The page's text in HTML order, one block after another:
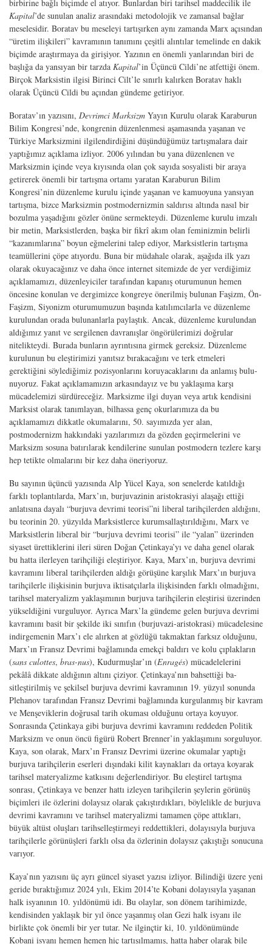
birbirine bağlı biçimde el atıyor. Bunlardan biri tarihsel maddecilik ile
Kapital’de sunulan analiz arasındaki metodolojik ve zamansal bağlar
meselesidir. Boratav bu meseleyi tartışırken aynı zamanda Marx açısından
“üretim ilişkileri” kavramının tanımını çeşitli alıntılar temelinde en dakik
biçimde araştırmaya da girişiyor. Yazının en önemli yanlarından biri de
başlığa da yansıyan bir tarzda Kapital’in Üçüncü Cildi’ne atfettiği önem.
Birçok Marksistin ilgisi Birinci Cilt’le sınırlı kalırken Bo­ratav haklı
olarak Üçüncü Cildi bu açından gündeme getiriyor.
Boratav’ın yazısını, Devrimci Marksizm Yayın Kurulu olarak Karaburun
Bilim Kongresi’nde, kongrenin düzenlenmesi aşamasında yaşanan ve
Türkiye Marksiz­mini ilgilendirdiğini düşündüğümüz tartışmalara dair
yaptığımız açıklama izliyor. 2006 yılından bu yana düzenlenen ve
Marksizmin içinde veya kıyısında olan çok sayıda sosyalisti bir araya
getirerek önemli bir tartışma ortamı yaratan Karaburun Bilim
Kongresi’nin düzenleme kurulu içinde yaşanan ve kamuoyuna yansıyan
tar­tışma, bizce Marksizmin postmodernizmin saldırısı altında nasıl bir
bozulma yaşa­dığını gözler önüne sermekteydi. Düzenleme kurulu imzalı
bir metin, Marksistler­den, başka bir fikrî akım olan feminizmin belirli
“kazanımlarına” boyun eğmelerini talep ediyor, Marksistlerin tartışma
teamüllerini çöpe atıyordu. Buna bir müdahale olarak, aşağıda ilk yazı
olarak okuyacağınız ve daha önce internet sitemizde de yer verdiğimiz
açıklamamızı, düzenleyiciler tarafından kapanış oturumunun hemen
öncesine konulan ve dergimizce kongreye önerilmiş bulunan Faşizm, Ön-
Faşizm, Siyonizm oturumumuzun başında katılımcılarla ve düzenleme
kurulundan orada bulunanlarla paylaştık. Ancak, düzenleme kurulundan
aldığımız yanıt ve sergile­nen davranışlar öngörülerimizi doğrular
nitelikteydi. Burada bunların ayrıntısına girmek gereksiz. Düzenleme
kurulunun bu eleştirimizi yanıtsız bırakacağını ve terk etmeleri
gerektiğini söylediğimiz pozisyonlarını koruyacaklarını da anlamış bulu­
nuyoruz. Fakat açıklamamızın arkasındayız ve bu yaklaşıma karşı
mücadelemizi sürdüreceğiz. Marksizme ilgi duyan veya artık kendisini
Marksist olarak tanımla­yan, bilhassa genç okurlarımıza da bu
açıklamamızı dikkatle okumalarını, 50. sa­yımızda yer alan,
postmodernizm hakkındaki yazılarımızı da gözden geçirmelerini ve
Marksizm sosuna batırılarak kendilerine sunulan postmodern tezlere karşı
hep tetikte olmalarını bir kez daha öneriyoruz.
Bu sayının üçüncü yazısında Alp Yücel Kaya, son senelerde katıldığı
farklı top­lantılarda, Marx’ın, burjuvazinin aristokrasiyi alaşağı ettiği
anlatısına dayalı “bur­juva devrimi teorisi”ni liberal tarihçilerden aldığını,
bu teorinin 20. yüzyılda Mark­sistlerce kurumsallaştırıldığını, Marx ve
Marksistlerin liberal bir “burjuva devrimi teorisi” ile “yalan” üzerinden
siyaset ürettiklerini ileri süren Doğan Çetinkaya’yı ve daha genel olarak
bu hatta ilerleyen tarihçiliği eleştiriyor. Kaya, Marx’ın, burjuva devrimi
kavramını liberal tarihçilerden aldığı görüşüne karşılık Marx’ın burjuva
tarihçilerle ilişkisinin burjuva iktisatçılarla ilişkisinden farklı olmadığını,
tarihsel materyalizm yaklaşımının burjuva tarihçilerin eleştirisi üzerinden
yükseldiğini vur­guluyor. Ayrıca Marx’la gündeme gelen burjuva devrimi
kavramını basit bir şekilde iki sınıfın (burjuvazi-aristokrasi) mücadelesine
indirgemenin Marx’ı ele alırken at gözlüğü takmaktan farksız olduğunu,
Marx’ın Fransız Devrimi bağlamında emek­çi baldırı ve kolu çıplakların
(sans culottes, bras-nus), Kudurmuşlar’ın (Enragés) mücadelelerini
pekâlâ dikkate aldığının altını çiziyor. Çetinkaya’nın bahsettiği ba­
sitleştirilmiş ve şekilsel burjuva devrimi kavramının 19. yüzyıl sonunda
Plehanov tarafından Fransız Devrimi bağlamında kurgulanmış bir kavram
ve Menşeviklerin doğrusal tarih okuması olduğunu ortaya koyuyor.
Sonrasında Çetinkaya gibi bur­juva devrimi kavramını reddeden Politik
Marksizm ve onun öncü figürü Robert Brenner’in yaklaşımını sorguluyor.
Kaya, son olarak, Marx’ın Fransız Devrimi üzerine okumalar yaptığı
burjuva tarihçilerin eserleri dışındaki kilit kaynakları da ortaya koyarak
tarihsel materyalizme katkısını değerlendiriyor. Bu eleştirel tartışma
sonrası, Çetinkaya ve benzer hattı izleyen tarihçilerin şeylerin görünüş
biçimleri ile özlerini dolaysız olarak çakıştırdıkları, böylelikle de burjuva
devrimi kavramını ve tarihsel materyalizmi tamamen çöpe attıkları,
büyük altüst oluşları tarihselleştirme­yi reddettikleri, dolayısıyla burjuva
tarihçilerle görünüşleri farklı olsa da özlerinin dolaysız çakıştığı sonucuna
varıyor.
Kaya’nın yazısını üç ayrı güncel siyaset yazısı izliyor. Bilindiği üzere yeni
geride bıraktığımız 2024 yılı, Ekim 2014’te Kobani dolayısıyla yaşanan
halk isyanının 10. yıldönümü idi. Bu olaylar, son dönem tarihimizde,
kendisinden yaklaşık bir yıl önce yaşanmış olan Gezi halk isyanı ile
birlikte çok önemli bir yer tutar. Ne ilginçtir ki, 10. yıldönümünde
Kobani isyanı hemen hemen hiç tartışılmamış, hatta haber olarak bile